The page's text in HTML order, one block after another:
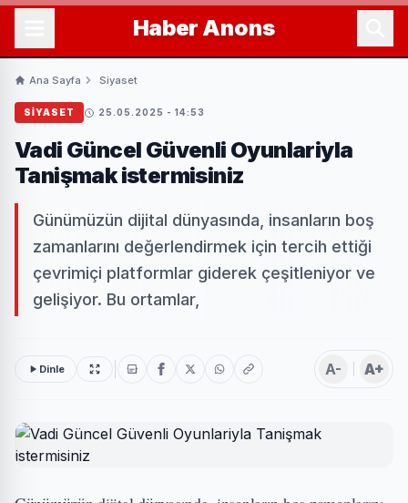
Haber Anons
Ana Sayfa Siyaset
SIYASET 25.05.2025 - 14:53
Vadi Güncel Güvenli Oyunlariyla
Tanişmak istermisiniz
Günümüzün dijital dünyasında, insanların boş
zamanlarını değerlendirmek için tercih ettiği
çevrimiçi platformlar giderek çeşitleniyor ve
gelişiyor. Bu ortamlar,
Dinle A- A+